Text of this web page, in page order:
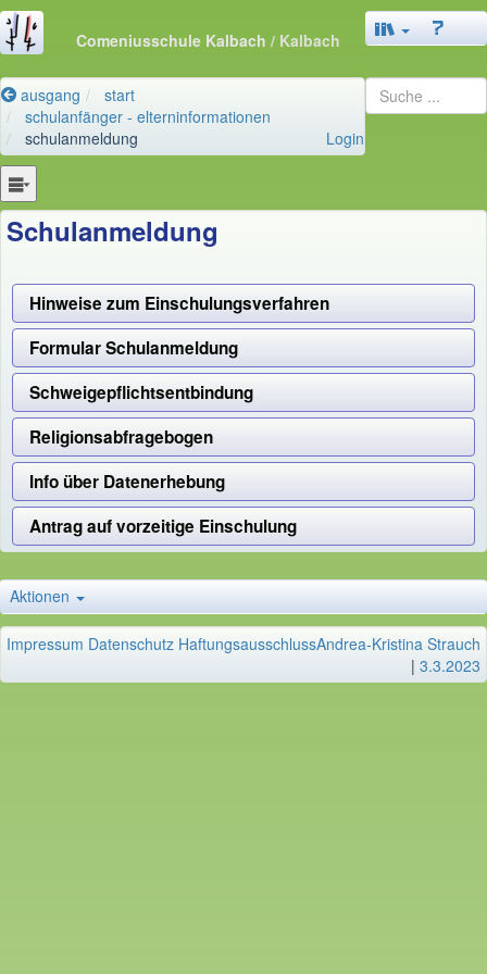
Comeniusschule Kalbach / Kalbach
ausgang
start
schulanfänger - elterninformationen
schulanmeldung
Login
Schulanmeldung
Hinweise zum Einschulungsverfahren
Formular Schulanmeldung
Schweigepflichtsentbindung
Religionsabfragebogen
Info über Datenerhebung
Antrag auf vorzeitige Einschulung
Aktionen
Impressum Datenschutz HaftungsausschlussAndrea-Kristina Strauch
| 3.3.2023